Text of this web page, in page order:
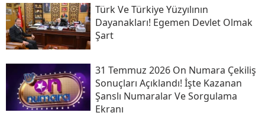
Türk Ve Türkiye Yüzyılının
Dayanakları! Egemen Devlet Olmak
Şart
31 Temmuz 2026 On Numara Çekiliş
Sonuçları Açıklandı! İşte Kazanan
Şanslı Numaralar Ve Sorgulama
Ekranı